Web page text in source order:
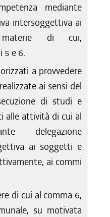
mediante
intersoggettiva ai
di cui,
5 e 6.
a provvedere
ai sensi del
di studi e
alle attività di cui al
delegazione
ai soggetti e
ai commi
di cui al comma 6,
su motivata